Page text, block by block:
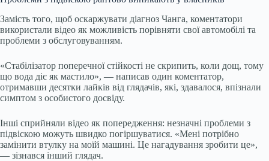
Замість того, щоб оскаржувати діагноз Чанга, коментатори
використали відео як можливість порівняти свої автомобілі та
проблеми з обслуговуванням.
«Стабілізатор поперечної стійкості не скрипить, коли дощ, тому
що вода діє як мастило», — написав один коментатор,
отримавши десятки лайків від глядачів, які, здавалося, впізнали
симптом з особистого досвіду.
Інші сприйняли відео як попередження: незначні проблеми з
підвіскою можуть швидко погіршуватися. «Мені потрібно
замінити втулку на моїй машині. Це нагадування зробити це»,
— зізнався інший глядач.